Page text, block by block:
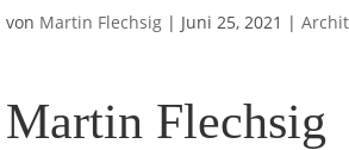
von Martin Flechsig | Juni 25, 2021 |
Martin Flechsig